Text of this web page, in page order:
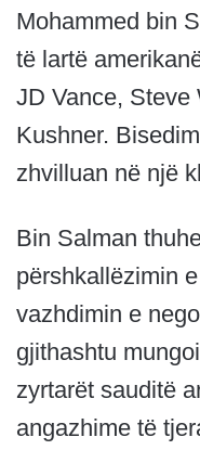
Mohammed bin
të lartë
JD Vance, Steve
Kushner.
zhvilluan në një
Bin Salman
përshkallëzimin
vazhdimin e
gjithashtu
zyrtarët sauditë
angazhime të